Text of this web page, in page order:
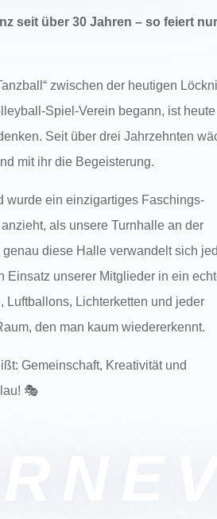
seit über 30 Jahren – so feiert nur
zwischen der heutigen
Spiel-Verein begann, ist heute
Seit über drei Jahrzehnten
mit ihr die Begeisterung.
wurde ein einzigartiges Faschings-
als unsere Turnhalle an der
diese Halle verwandelt sich
Einsatz unserer Mitglieder in ein
Luftballons, Lichterketten und jeder
den man kaum wiedererkennt.
Gemeinschaft, Kreativität und
🎭